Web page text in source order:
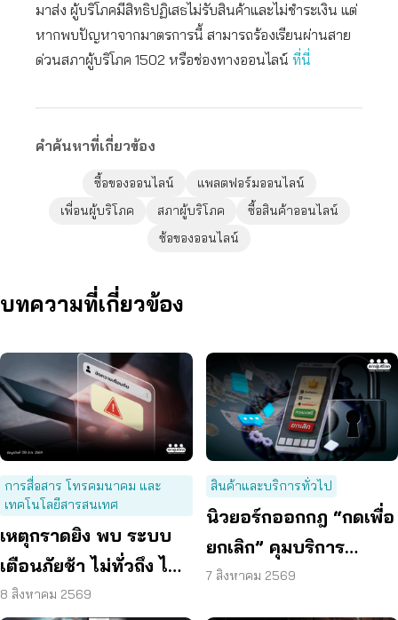
มาส่ง ผู้บริโภคมีสิทธิปฏิเสธไม่รับสินค้าและไม่ชำระเงิน แต่
หากพบปัญหาจากมาตรการนี้ สามารถร้องเรียนผ่านสาย
ด่วนสภาผู้บริโภค 1502 หรือช่องทางออนไลน์ ที่นี่
คำค้นหาที่เกี่ยวข้อง
ซื้อของออนไลน์
แพลตฟอร์มออนไลน์
เพื่อนผู้บริโภค
สภาผู้บริโภค
ซื้อสินค้าออนไลน์
ซ้อของออนไลน์
บทความที่เกี่ยวข้อง
การสื่อสาร โทรคมนาคม และ
เทคโนโลยีสารสนเทศ
เหตุกราดยิง พบ ระบบ
เตือนภัยช้า ไม่ทั่วถึง ไม่
ชัดเจน
8 สิงหาคม 2569
สินค้าและบริการทั่วไป
นิวยอร์กออกกฎ “กดเพื่อ
ยกเลิก” คุมบริการ
ออนไลน์ ต่ออายุสมาชิก
7 สิงหาคม 2569